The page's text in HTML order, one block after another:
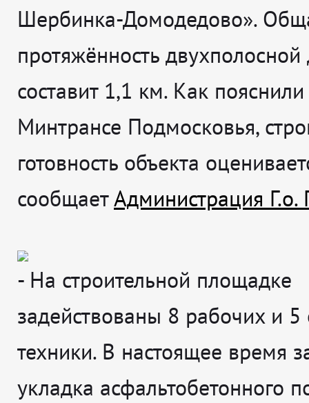
Шербинка-Домодедово».
протяжённость двухполосной
составит 1,1 км. Как
Минтрансе Подмосковья,
готовность объекта
сообщаетАдминистрация Г.о.
- На строительной площадке
задействованы 8 рабочих и
техники. В настоящее время
укладка асфальтобетонного